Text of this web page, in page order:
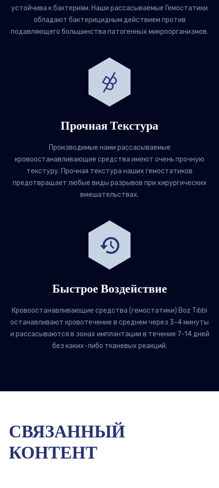
устойчива к бактериям. Наши рассасываемые Гемостатики
обладают бактерицидным действием против
подавляющего большинства патогенных микроорганизмов.
Прочная Текстура
Производимые нами рассасываемые
кровоостанавливающие средства имеют очень прочную
текстуру. Прочная текстура наших гемостатиков
предотвращает любые виды разрывов при хирургических
вмешательствах.
Быстрое Воздействие
Кровоостанавливающие средства (гемостатики) Boz Tıbbi
останавливают кровотечение в среднем через 3-4 минуты
и рассасываются в зонах имплантации в течение 7-14 дней
без каких-либо тканевых реакций.
СВЯЗАННЫЙ
КОНТЕНТ